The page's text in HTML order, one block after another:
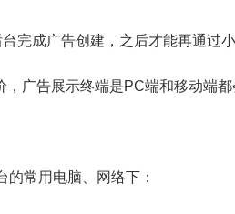
台完成广告创建，之后才能再通过
，广告展示终端是PC端和移动端
的常用电脑、网络下：